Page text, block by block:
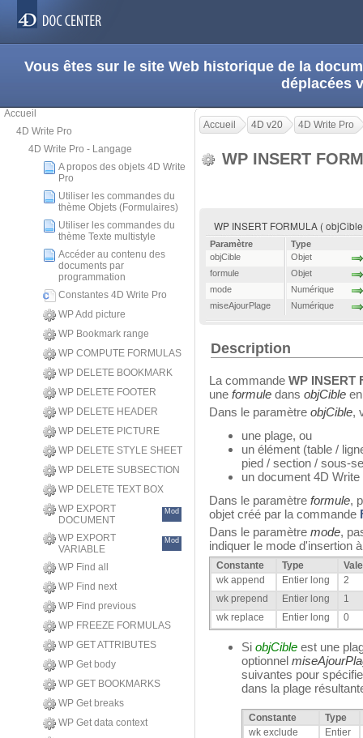
Vous êtes sur le site Web historique de la
déplacées
Accueil
4D Write Pro
4D Write Pro - Langage
A propos des objets 4D Write
Pro
Utiliser les commandes du
thème Objets (Formulaires)
Utiliser les commandes du
thème Texte multistyle
Accéder au contenu des
documents par
programmation
Constantes 4D Write Pro
WP Add picture
WP Bookmark range
WP COMPUTE FORMULAS
WP DELETE BOOKMARK
WP DELETE FOOTER
WP DELETE HEADER
WP DELETE PICTURE
WP DELETE STYLE SHEET
WP DELETE SUBSECTION
WP DELETE TEXT BOX
WP EXPORT
DOCUMENT
Mod
WP EXPORT
VARIABLE
Mod
WP Find all
WP Find next
WP Find previous
WP FREEZE FORMULAS
WP GET ATTRIBUTES
WP Get body
WP GET BOOKMARKS
WP Get breaks
WP Get data context
Accueil 4D v20 4D Write Pro
WP INSERT
WP INSERT FORMULA (
Paramètre
Type
objCible
Objet
formule
Objet
mode
Numérique
miseAjourPlage
Numérique
Description
La commande WP INSERT
une formule dans objCible
Dans le paramètre objCible,
une plage, ou
un élément (table /
pied / section / sous-
un document 4D Write
Dans le paramètre formule,
objet créé par la commande
Dans le paramètre mode,
indiquer le mode d'insertion
Constante Type
wk append
Entier long
2
wk prepend
Entier long
1
wk replace
Entier long 0
Si objCible est une
optionnel
suivantes pour
dans la plage
Constante
Type
wk exclude
Entier